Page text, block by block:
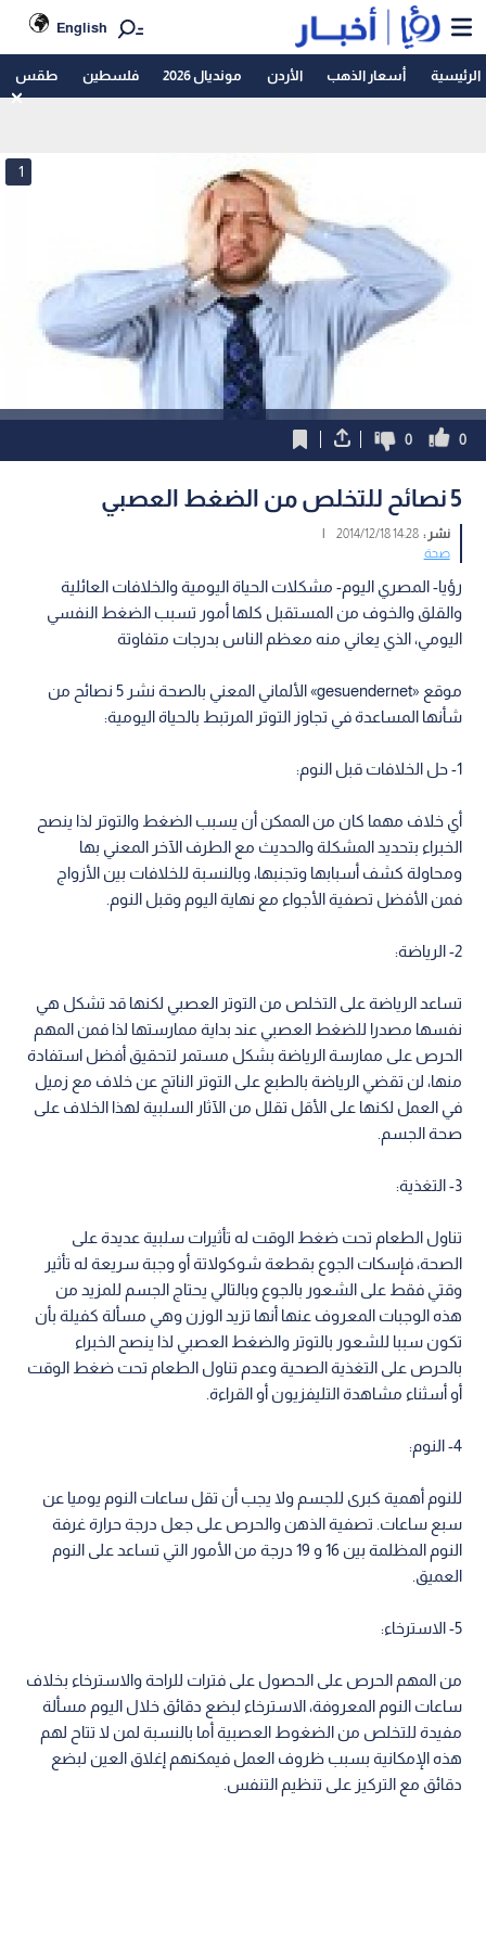
English
الرئيسية أسعار الذهب الأردن مونديال 2026 فلسطين طقس
1
0
0
5 نصائح للتخلص من الضغط العصبي
نشر :14:28 2014/12/18
|
صحة
رؤيا- المصري اليوم- مشكلات الحياة اليومية والخلافات العائلية
والقلق والخوف من المستقبل كلها أمور تسبب الضغط النفسي
اليومي، الذي يعاني منه معظم الناس بدرجات متفاوتة
موقع «gesuendernet» الألماني المعني بالصحة نشر 5 نصائح من
شأنها المساعدة في تجاوز التوتر المرتبط بالحياة اليومية:
1- حل الخلافات قبل النوم:
أي خلاف مهما كان من الممكن أن يسبب الضغط والتوتر لذا ينصح
الخبراء بتحديد المشكلة والحديث مع الطرف الآخر المعني بها
ومحاولة كشف أسبابها وتجنبها، وبالنسبة للخلافات بين الأزواج
فمن الأفضل تصفية الأجواء مع نهاية اليوم وقبل النوم.
2- الرياضة:
تساعد الرياضة على التخلص من التوتر العصبي لكنها قد تشكل هي
نفسها مصدرا للضغط العصبي عند بداية ممارستها لذا فمن المهم
الحرص على ممارسة الرياضة بشكل مستمر لتحقيق أفضل استفادة
منها، لن تقضي الرياضة بالطبع على التوتر الناتج عن خلاف مع زميل
في العمل لكنها على الأقل تقلل من الآثار السلبية لهذا الخلاف على
صحة الجسم.
3- التغذية:
تناول الطعام تحت ضغط الوقت له تأثيرات سلبية عديدة على
الصحة، فإسكات الجوع بقطعة شوكولاتة أو وجبة سريعة له تأثير
وقتي فقط على الشعور بالجوع وبالتالي يحتاج الجسم للمزيد من
هذه الوجبات المعروف عنها أنها تزيد الوزن وهي مسألة كفيلة بأن
تكون سببا للشعور بالتوتر والضغط العصبي لذا ينصح الخبراء
بالحرص على التغذية الصحية وعدم تناول الطعام تحت ضغط الوقت
أو أسثناء مشاهدة التليفزيون أو القراءة.
4- النوم:
للنوم أهمية كبرى للجسم ولا يجب أن تقل ساعات النوم يوميا عن
سبع ساعات. تصفية الذهن والحرص على جعل درجة حرارة غرفة
النوم المظلمة بين 16 و 19 درجة من الأمور التي تساعد على النوم
العميق.
5- الاسترخاء:
من المهم الحرص على الحصول على فترات للراحة والاسترخاء بخلاف
ساعات النوم المعروفة، الاسترخاء لبضع دقائق خلال اليوم مسألة
مفيدة للتخلص من الضغوط العصبية أما بالنسبة لمن لا تتاح لهم
هذه الإمكانية بسبب ظروف العمل فيمكنهم إغلاق العين لبضع
دقائق مع التركيز على تنظيم التنفس.